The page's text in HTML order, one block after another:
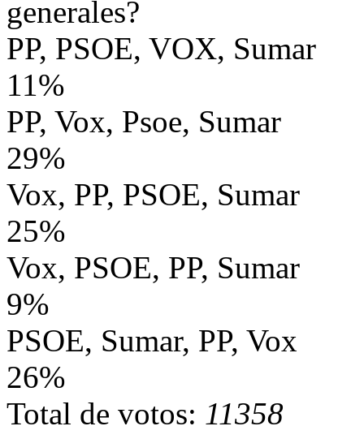
generales?
PP, PSOE, VOX, Sumar
11%
PP, Vox, Psoe, Sumar
29%
Vox, PP, PSOE, Sumar
25%
Vox, PSOE, PP, Sumar
9%
PSOE, Sumar, PP, Vox
26%
Total de votos: 11358